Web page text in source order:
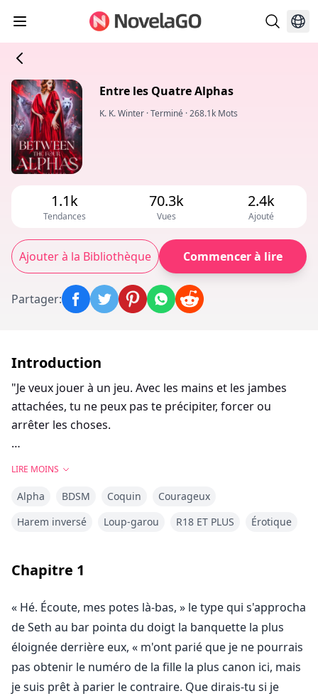
Entre les Quatre Alphas
K. K. Winter ·Terminé ·268.1k Mots
1.1k
Tendances
70.3k
Vues
2.4k
Ajouté
Ajouter à la Bibliothèque Commencer à lire
Partager:
Introduction
"Je veux jouer à un jeu. Avec les mains et les jambes
attachées, tu ne peux pas te précipiter, forcer ou
arrêter les choses.
Pendant un moment, la pièce devint silencieuse.
Elle se sentait toujours excitée mais effrayée.
"Luciano, s'il te plaît," gémit-elle,
"Oui, chaton ?"
"Arrête, je veux te sentir. Les taquineries me tuent."
LIRE MOINS
Alpha BDSM Coquin
Courageux
Harem inversé
Loup-garou R18 ET PLUS Érotique
Chapitre 1
« Hé. Écoute, mes potes là-bas, » le type qui s'approcha
de Seth au bar pointa du doigt la banquette la plus
éloignée derrière eux, « m'ont parié que je ne pourrais
pas obtenir le numéro de la fille la plus canon ici, mais
je suis prêt à parier le contraire. Que dirais-tu si je